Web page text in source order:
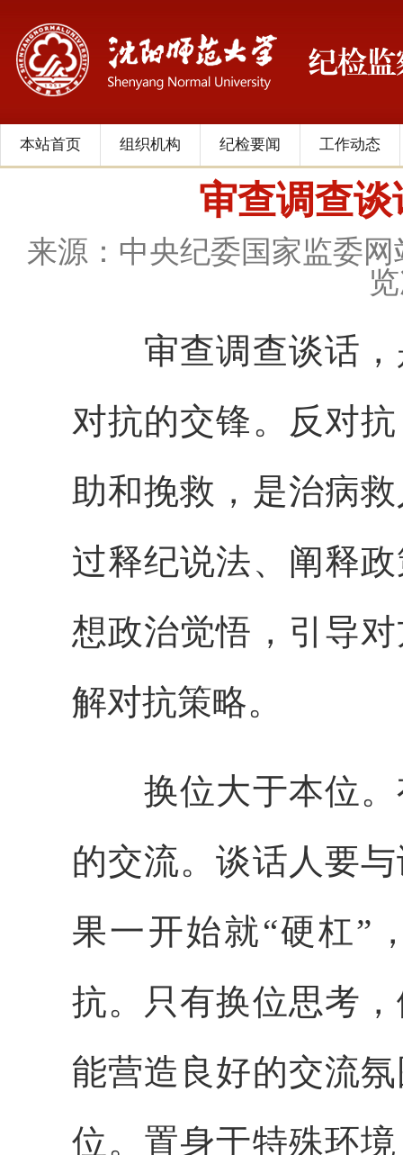
本站首页 组织机构 纪检要闻 工作动态
审查调查
来源：中央纪委国家监委网
审查调查谈话，
对抗的交锋。反对
助和挽救，是治病
过释纪说法、阐释
想政治觉悟，引导
解对抗策略。
换位大于本位。
的交流。谈话人要
果一开始就“硬杠”
抗。只有换位思考
能营造良好的交流
位。置身于特殊环